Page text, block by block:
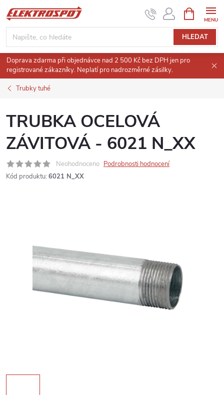
Přejít
na
obsah
HLEDAT
NÁKUPNÍ
KOŠÍK
Doprava zdarma při objednávce nad 2 500 Kč bez DPH jen pro
registrované zákazníky. Neplatí pro nadrozměrné zásilky.
Trubky tuhé
TRUBKA OCELOVÁ
ZÁVITOVÁ - 6021 N_XX
Neohodnoceno Podrobnosti hodnocení
Kód produktu: 6021 N_XX